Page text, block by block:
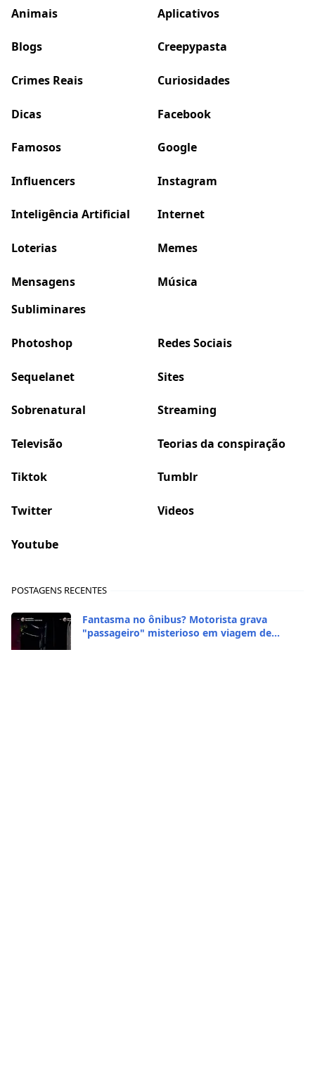
Animais Aplicativos
Blogs Creepypasta
Crimes Reais Curiosidades
Dicas Facebook
Famosos Google
Influencers Instagram
Inteligência Artificial Internet
Loterias Memes
Mensagens
Subliminares
Música
Photoshop Redes Sociais
Sequelanet Sites
Sobrenatural Streaming
Televisão Teorias da conspiração
Tiktok Tumblr
Twitter Videos
Youtube
POSTAGENS RECENTES
Fantasma no ônibus? Motorista grava
"passageiro" misterioso em viagem de